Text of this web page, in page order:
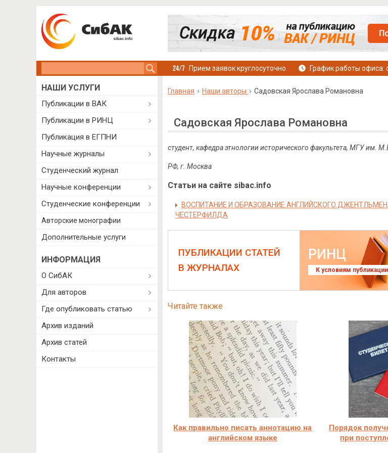
Прием заявок круглосуточно График работы офиса:
Главная Наши авторы Садовская Ярослава Романовна
Садовская Ярослава Романовна
студент, кафедра этнологии исторического факультета, МГУ им.
РФ, г. Москва
Статьи на сайте sibac.info
ВОСПИТАНИЕ И ОБРАЗОВАНИЕ АНГЛИЙСКОГО
ЧЕСТЕРФИЛДА
ПУБЛИКАЦИИ СТАТЕЙ
В ЖУРНАЛАХ
РИНЦ
К условиям публикации
Читайте также
Как правильно писать аннотацию на
английском языке
Порядок
при
НАШИ УСЛУГИ
Публикации в ВАК
Публикации в РИНЦ
Публикация в ЕГПНИ
Научные журналы
Студенческий журнал
Научные конференции
Студенческие конференции
Авторские монографии
Дополнительные услуги
ИНФОРМАЦИЯ
О СибАК
Для авторов
Где опубликовать статью
Архив изданий
Архив статей
Контакты